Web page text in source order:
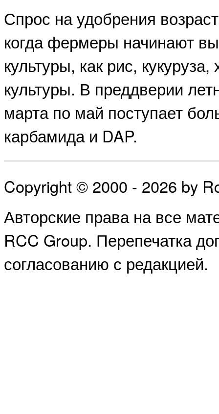
Спрос на удобрения
когда фермеры начинают
культуры, как рис,
культуры. В преддверии
марта по май поступает
карбамида и DAP.
Copyright © 2000 - 2026 by
Авторские права на все
RCC Group. Перепечатка
согласованию с редакцией.